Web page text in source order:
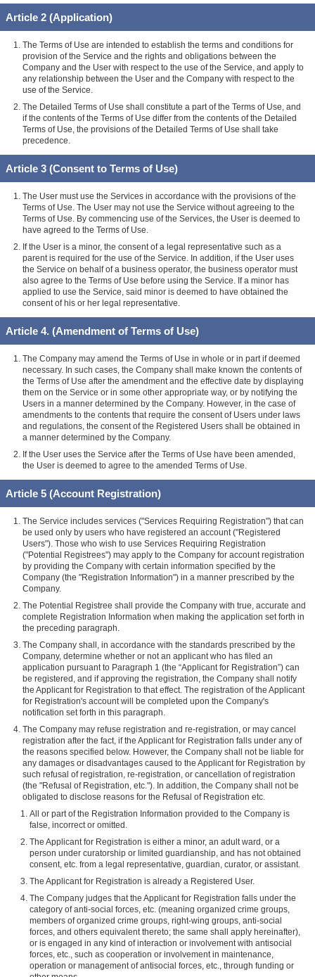
Article 2 (Application)
The Terms of Use are intended to establish the terms and conditions for
provision of the Service and the rights and obligations between the
Company and the User with respect to the use of the Service, and apply to
any relationship between the User and the Company with respect to the
use of the Service.
The Detailed Terms of Use shall constitute a part of the Terms of Use, and
if the contents of the Terms of Use differ from the contents of the Detailed
Terms of Use, the provisions of the Detailed Terms of Use shall take
precedence.
Article 3 (Consent to Terms of Use)
The User must use the Services in accordance with the provisions of the
Terms of Use. The User may not use the Service without agreeing to the
Terms of Use. By commencing use of the Services, the User is deemed to
have agreed to the Terms of Use.
If the User is a minor, the consent of a legal representative such as a
parent is required for the use of the Service. In addition, if the User uses
the Service on behalf of a business operator, the business operator must
also agree to the Terms of Use before using the Service. If a minor has
applied to use the Service, said minor is deemed to have obtained the
consent of his or her legal representative.
Article 4. (Amendment of Terms of Use)
The Company may amend the Terms of Use in whole or in part if deemed
necessary. In such cases, the Company shall make known the contents of
the Terms of Use after the amendment and the effective date by displaying
them on the Service or in some other appropriate way, or by notifying the
Users in a manner determined by the Company. However, in the case of
amendments to the contents that require the consent of Users under laws
and regulations, the consent of the Registered Users shall be obtained in
a manner determined by the Company.
If the User uses the Service after the Terms of Use have been amended,
the User is deemed to agree to the amended Terms of Use.
Article 5 (Account Registration)
The Service includes services ("Services Requiring Registration") that can
be used only by users who have registered an account ("Registered
Users"). Those who wish to use Services Requiring Registration
("Potential Registrees") may apply to the Company for account registration
by providing the Company with certain information specified by the
Company (the "Registration Information") in a manner prescribed by the
Company.
The Potential Registree shall provide the Company with true, accurate and
complete Registration Information when making the application set forth in
the preceding paragraph.
The Company shall, in accordance with the standards prescribed by the
Company, determine whether or not an applicant who has filed an
application pursuant to Paragraph 1 (the “Applicant for Registration”) can
be registered, and if approving the registration, the Company shall notify
the Applicant for Registration to that effect. The registration of the Applicant
for Registration's account will be completed upon the Company's
notification set forth in this paragraph.
The Company may refuse registration and re-registration, or may cancel
registration after the fact, if the Applicant for Registration falls under any of
the reasons specified below. However, the Company shall not be liable for
any damages or disadvantages caused to the Applicant for Registration by
such refusal of registration, re-registration, or cancellation of registration
(the "Refusal of Registration, etc."). In addition, the Company shall not be
obligated to disclose reasons for the Refusal of Registration etc.
All or part of the Registration Information provided to the Company is
false, incorrect or omitted.
The Applicant for Registration is either a minor, an adult ward, or a
person under curatorship or limited guardianship, and has not obtained
consent, etc. from a legal representative, guardian, curator, or assistant.
The Applicant for Registration is already a Registered User.
The Company judges that the Applicant for Registration falls under the
category of anti-social forces, etc. (meaning organized crime groups,
members of organized crime groups, right-wing groups, anti-social
forces, and others equivalent thereto; the same shall apply hereinafter),
or is engaged in any kind of interaction or involvement with antisocial
forces, etc., such as cooperation or involvement in maintenance,
operation or management of antisocial forces, etc., through funding or